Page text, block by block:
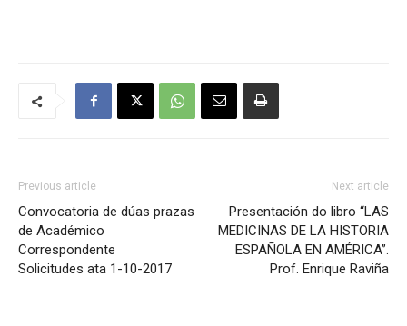
Previous article
Convocatoria de dúas prazas
de Académico
Correspondente
Solicitudes ata 1-10-2017
Next article
Presentación do libro “LAS
MEDICINAS DE LA HISTORIA
ESPAÑOLA EN AMÉRICA”.
Prof. Enrique Raviña